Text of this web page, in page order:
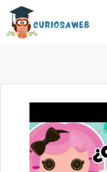
Saltar
contenido